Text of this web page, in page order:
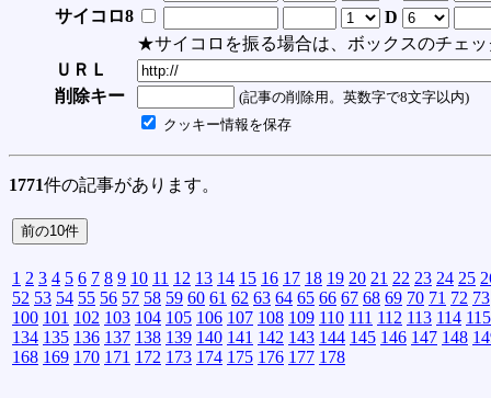
サイコロ8
D
★サイコロを振る場合は、ボックスのチェッ
ＵＲＬ
削除キー
(記事の削除用。英数字で8文字以内)
クッキー情報を保存
1771件の記事があります。
1 2 3 4 5 6 7 8 9 10 11 12 13 14 15 16 17 18 19 20 21 22 23 24 25
52 53 54 55 56 57 58 59 60 61 62 63 64 65 66 67 68 69 70 71 72 73
100 101 102 103 104 105 106 107 108 109 110 111 112 113 114 115
134 135 136 137 138 139 140 141 142 143 144 145 146 147 148
168 169 170 171 172 173 174 175 176 177 178